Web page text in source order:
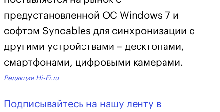
предустановленной ОС Windows 7 и
софтом Syncables для синхронизации с
другими устройствами – десктопами,
смартфонами, цифровыми камерами.
Редакция Hi-Fi.ru
Подписывайтесь на нашу ленту в